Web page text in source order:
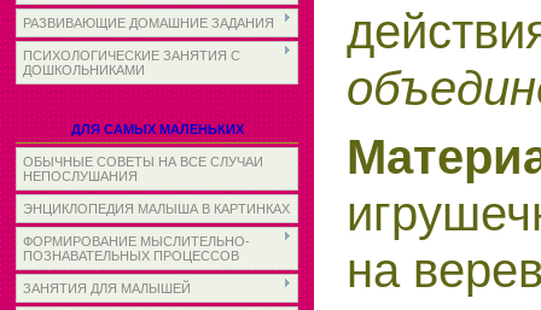
РАЗВИВАЮЩИЕ ДОМАШНИЕ ЗАДАНИЯ
ПСИХОЛОГИЧЕСКИЕ ЗАНЯТИЯ С
ДОШКОЛЬНИКАМИ
ДЛЯ САМЫХ МАЛЕНЬКИХ
ОБЫЧНЫЕ СОВЕТЫ НА ВСЕ СЛУЧАИ
НЕПОСЛУШАНИЯ
ЭНЦИКЛОПЕДИЯ МАЛЫША В КАРТИНКАХ
ФОРМИРОВАНИЕ МЫСЛИТЕЛЬНО-
ПОЗНАВАТЕЛЬНЫХ ПРОЦЕССОВ
ЗАНЯТИЯ ДЛЯ МАЛЫШЕЙ
на